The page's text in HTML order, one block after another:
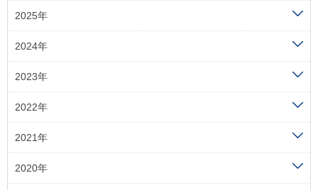
2025年
2024年
2023年
2022年
2021年
2020年